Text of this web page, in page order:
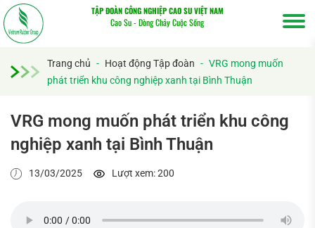
TẬP ĐOÀN CÔNG NGHIỆP CAO SU VIỆT NAM
Cao Su - Dòng Chảy Cuộc Sống
Trang chủ - Hoạt động Tập đoàn - VRG mong muốn
phát triển khu công nghiệp xanh tại Bình Thuận
VRG mong muốn phát triển khu công
nghiệp xanh tại Bình Thuận
13/03/2025 Lượt xem: 200